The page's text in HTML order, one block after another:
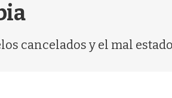
cancelados y el mal